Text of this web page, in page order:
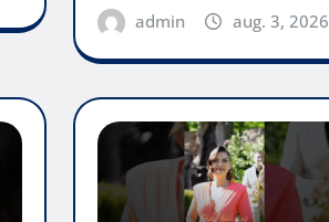
admin aug. 3, 2026